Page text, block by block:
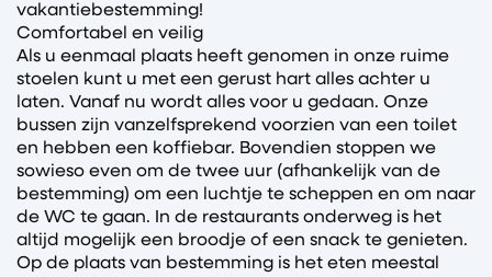
vakantiebestemming!
Comfortabel en veilig
Als u eenmaal plaats heeft genomen in onze ruime
stoelen kunt u met een gerust hart alles achter u
laten. Vanaf nu wordt alles voor u gedaan. Onze
bussen zijn vanzelfsprekend voorzien van een toilet
en hebben een koffiebar. Bovendien stoppen we
sowieso even om de twee uur (afhankelijk van de
bestemming) om een luchtje te scheppen en om naar
de WC te gaan. In de restaurants onderweg is het
altijd mogelijk een broodje of een snack te genieten.
Op de plaats van bestemming is het eten meestal